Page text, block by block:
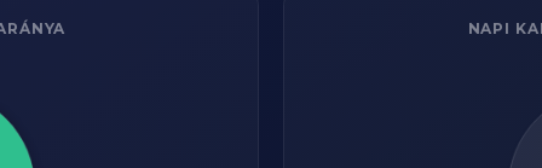
NAPI